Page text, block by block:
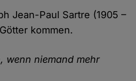
Jean-Paul Sartre (1905 –
kommen.
wenn niemand mehr